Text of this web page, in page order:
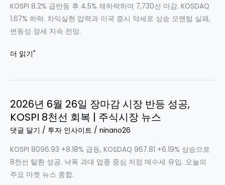
등
실
패,
인
기
동
시
매
마
감:
KOSPI
4.52%
스
닥
약
세
영
향
KOSPI 8.2% 급반등 후 4.5% 재하락하며 7,730선 마감. KOSDAQ
1.67% 하락. 차익실현 압력과 미국 증시 약세로 상승 모멘텀 실패,
변동성 장세 지속 전망.
2026-
29
4.5%
재
하
변
동
성
더 읽기"
2026년 6월 26일 장마감 시장 반등 성공,
KOSPI 8천선 회복 | 주식시장 뉴스
댓글 달기 / 투자 인사이트 / ninano26
KOSPI 8096.93 +8.18% 급등, KOSDAQ 967.81 +6.19% 상승으로
8천선 탈환 성공. 낙폭 과대 업종 중심 저점 매수세 유입. 오늘의
주요 마켓 뉴스 종합.